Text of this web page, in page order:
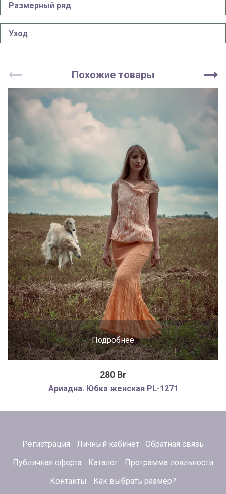
Размерный ряд
Уход
Похожие товары
Подробнее
280 Br
Ариадна. Юбка женская PL-1271
Регистрация Личный кабинет
Обратная связь
Публичная оферта
Каталог
Программа лояльности
Контакты
Как выбрать размер?